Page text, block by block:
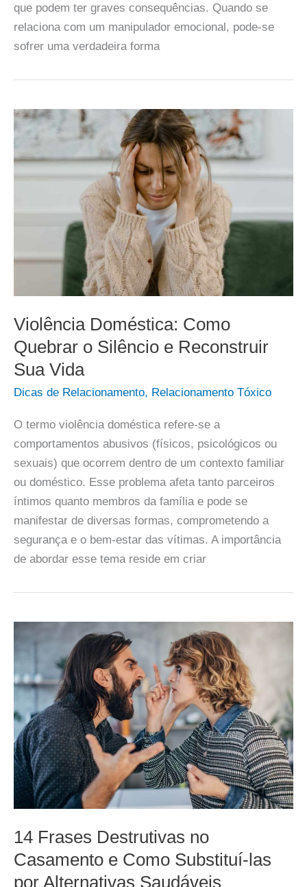
que podem ter graves consequências. Quando se
relaciona com um manipulador emocional, pode-se
sofrer uma verdadeira forma
Violência Doméstica: Como
Quebrar o Silêncio e Reconstruir
Sua Vida
Dicas de Relacionamento, Relacionamento Tóxico
O termo violência doméstica refere-se a
comportamentos abusivos (físicos, psicológicos ou
sexuais) que ocorrem dentro de um contexto familiar
ou doméstico. Esse problema afeta tanto parceiros
íntimos quanto membros da família e pode se
manifestar de diversas formas, comprometendo a
segurança e o bem-estar das vítimas. A importância
de abordar esse tema reside em criar
14 Frases Destrutivas no
Casamento e Como Substituí-las
por Alternativas Saudáveis